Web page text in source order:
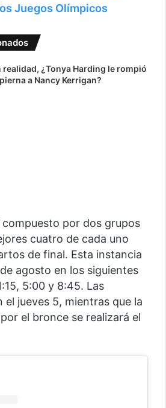
Juegos Olímpicos
realidad, ¿Tonya Harding le rompió
a Nancy Kerrigan?
por dos grupos
cuatro de cada uno
de final. Esta instancia
agosto en los siguientes
5:00 y 8:45. Las
el jueves 5, mientras que la
el bronce se realizará el